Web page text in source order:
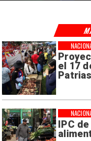
el 17
Patrias
IPC